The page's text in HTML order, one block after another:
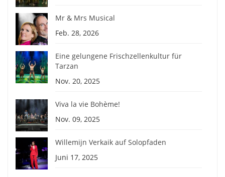
Mr & Mrs Musical
Feb. 28, 2026
Eine gelungene Frischzellenkultur für
Tarzan
Nov. 20, 2025
Viva la vie Bohème!
Nov. 09, 2025
Willemijn Verkaik auf Solopfaden
Juni 17, 2025